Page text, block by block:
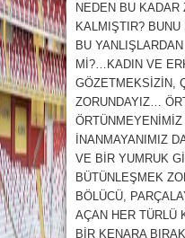
NEDEN BU KADAR
KALMIŞTIR?
BU
Mİ?…KADIN VE
GÖZETMEKSİZİN,
ZORUNDAYIZ…
İNANMAYANIMIZ
VE BİR YUMRUK
BÜTÜNLEŞMEK
BÖLÜCÜ,
AÇAN HER TÜRLÜ
BİR KENARA